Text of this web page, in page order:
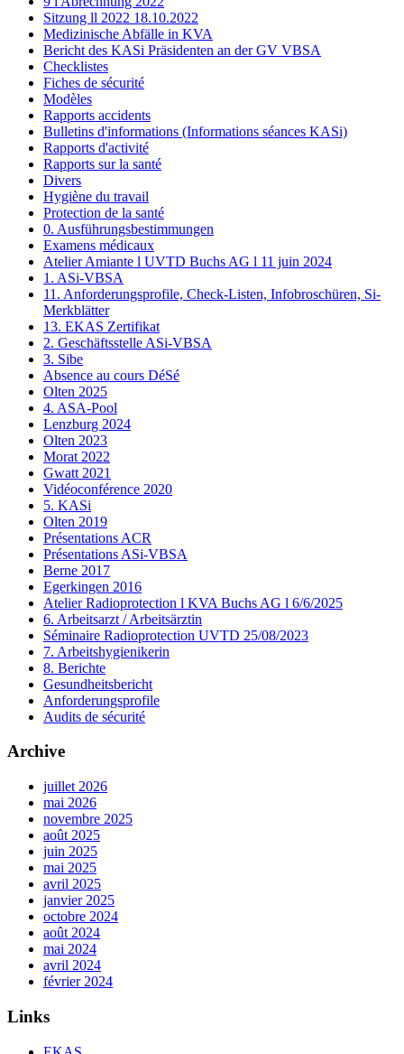
Sitzung ll 2022 18.10.2022
Medizinische Abfälle in KVA
Bericht des KASi Präsidenten an der GV VBSA
Checklistes
Fiches de sécurité
Modèles
Rapports accidents
Bulletins d'informations (Informations séances KASi)
Rapports d'activité
Rapports sur la santé
Divers
Hygiène du travail
Protection de la santé
0. Ausführungsbestimmungen
Examens médicaux
Atelier Amiante l UVTD Buchs AG l 11 juin 2024
1. ASi-VBSA
11. Anforderungsprofile, Check-Listen, Infobroschüren, Si-
Merkblätter
13. EKAS Zertifikat
2. Geschäftsstelle ASi-VBSA
3. Sibe
Absence au cours DéSé
Olten 2025
4. ASA-Pool
Lenzburg 2024
Olten 2023
Morat 2022
Gwatt 2021
Vidéoconférence 2020
5. KASi
Olten 2019
Présentations ACR
Présentations ASi-VBSA
Berne 2017
Egerkingen 2016
Atelier Radioprotection l KVA Buchs AG l 6/6/2025
6. Arbeitsarzt / Arbeitsärztin
Séminaire Radioprotection UVTD 25/08/2023
7. Arbeitshygienikerin
8. Berichte
Gesundheitsbericht
Anforderungsprofile
Audits de sécurité
Archive
juillet 2026
mai 2026
novembre 2025
août 2025
juin 2025
mai 2025
avril 2025
janvier 2025
octobre 2024
août 2024
mai 2024
avril 2024
février 2024
Links